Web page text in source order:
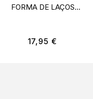
FORMA DE LAÇOS
17,95 €